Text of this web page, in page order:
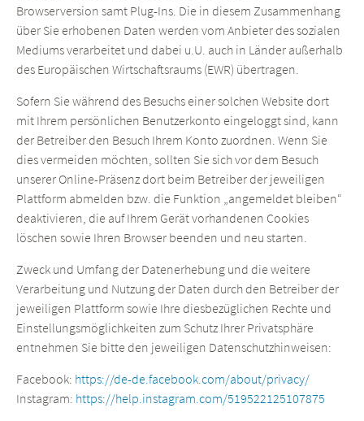
Browserversion samt Plug-Ins. Die in diesem Zusammenhang
über Sie erhobenen Daten werden vom Anbieter des sozialen
Mediums verarbeitet und dabei u.U. auch in Länder außerhalb
des Europäischen Wirtschaftsraums (EWR) übertragen.
Sofern Sie während des Besuchs einer solchen Website dort
mit Ihrem persönlichen Benutzerkonto eingeloggt sind, kann
der Betreiber den Besuch Ihrem Konto zuordnen. Wenn Sie
dies vermeiden möchten, sollten Sie sich vor dem Besuch
unserer Online-Präsenz dort beim Betreiber der jeweiligen
Plattform abmelden bzw. die Funktion „angemeldet bleiben“
deaktivieren, die auf Ihrem Gerät vorhandenen Cookies
löschen sowie Ihren Browser beenden und neu starten.
Zweck und Umfang der Datenerhebung und die weitere
Verarbeitung und Nutzung der Daten durch den Betreiber der
jeweiligen Plattform sowie Ihre diesbezüglichen Rechte und
Einstellungsmöglichkeiten zum Schutz Ihrer Privatsphäre
entnehmen Sie bitte den jeweiligen Datenschutzhinweisen:
Facebook: https://de-de.facebook.com/about/privacy/
Instagram: https://help.instagram.com/519522125107875